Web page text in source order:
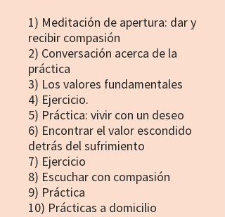
1) Meditación de apertura: dar y
recibir compasión
2) Conversación acerca de la
práctica
3) Los valores fundamentales
4) Ejercicio.
5) Práctica: vivir con un deseo
6) Encontrar el valor escondido
detrás del sufrimiento
7) Ejercicio
8) Escuchar con compasión
9) Práctica
10) Prácticas a domicilio